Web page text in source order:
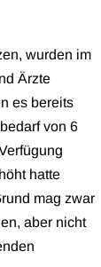
wurden im
Ärzte
es bereits
von 6
hatte
mag zwar
aber nicht